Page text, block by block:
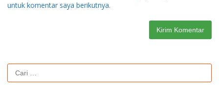
untuk komentar saya berikutnya.
Cari
untuk: